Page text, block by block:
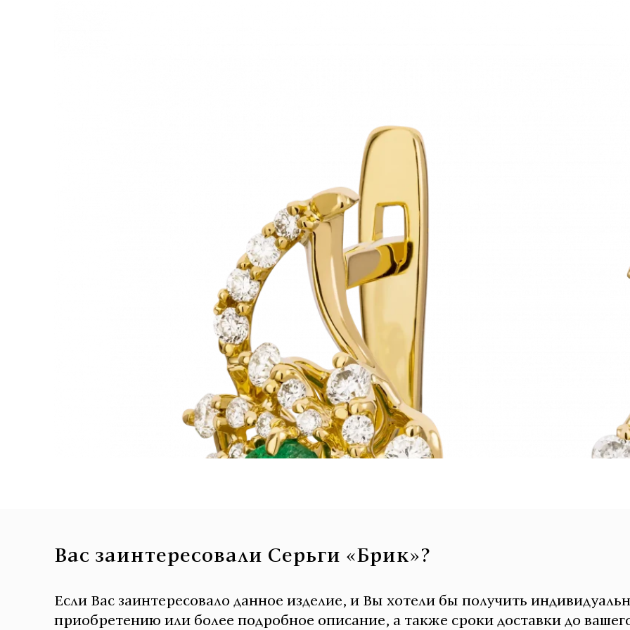
Вас заинтересовали Серьги «Брик»?
Если Вас заинтересовало данное изделие, и Вы хотели бы получить
приобретению или более подробное описание, а также сроки доставки до